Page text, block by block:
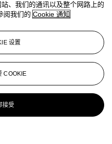
、我们的通讯以及整个网路上的
阅我们的 Cookie 通知
设置
COOKIE
接受